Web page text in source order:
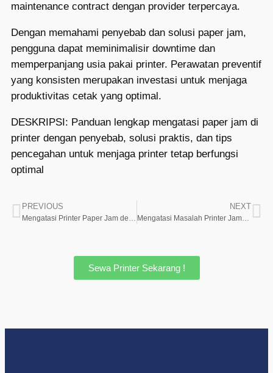
maintenance contract dengan provider terpercaya.
Dengan memahami penyebab dan solusi paper jam,
pengguna dapat meminimalisir downtime dan
memperpanjang usia pakai printer. Perawatan preventif
yang konsisten merupakan investasi untuk menjaga
produktivitas cetak yang optimal.
DESKRIPSI: Panduan lengkap mengatasi paper jam di
printer dengan penyebab, solusi praktis, dan tips
pencegahan untuk menjaga printer tetap berfungsi
optimal
PREVIOUS NEXT
Mengatasi Masalah Printer Jammed Paper dengan Solusi Efektif
Sewa Printer Sekarang !